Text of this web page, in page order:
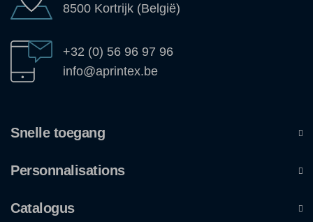
8500 Kortrijk (België)
+32 (0) 56 96 97 96
info@aprintex.be
Snelle toegang
Personnalisations
Catalogus